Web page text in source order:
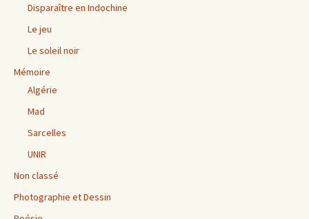
Disparaître en Indochine
Le jeu
Le soleil noir
Mémoire
Algérie
Mad
Sarcelles
UNIR
Non classé
Photographie et Dessin